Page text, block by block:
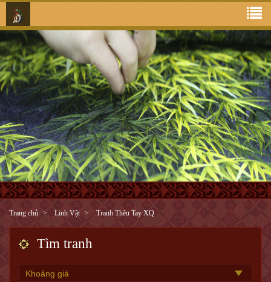
Trang chủ Linh Vật Tranh Thêu Tay XQ
Tìm tranh